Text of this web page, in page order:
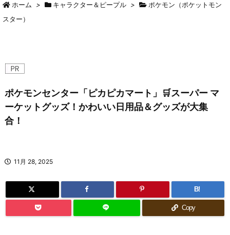
ホーム > キャラクター＆ピープル >
ポケモン（ポケットモン
スター）
ポケモンセンター「ピカピカマート」🛒スーパー マ
ーケットグッズ！かわいい日用品＆グッズが大集
合！
11月 28, 2025
B!
Copy